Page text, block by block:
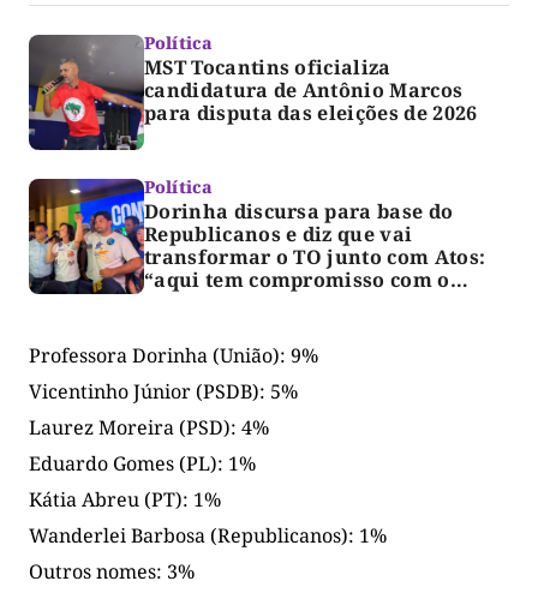
Política
MST Tocantins oficializa
candidatura de Antônio Marcos
para disputa das eleições de 2026
Política
Dorinha discursa para base do
Republicanos e diz que vai
transformar o TO junto com Atos:
“aqui tem compromisso com o
Professora Dorinha (União): 9%
Vicentinho Júnior (PSDB): 5%
Laurez Moreira (PSD): 4%
Eduardo Gomes (PL): 1%
Kátia Abreu (PT): 1%
Wanderlei Barbosa (Republicanos): 1%
Outros nomes: 3%